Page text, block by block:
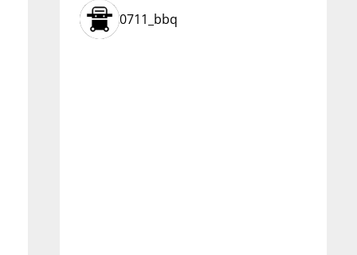
0711_bbq